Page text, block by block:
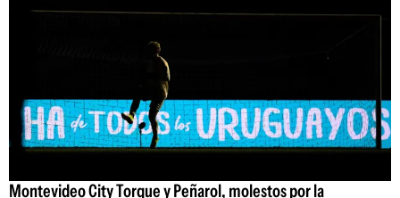
Montevideo City Torque y Peñarol, molestos por la